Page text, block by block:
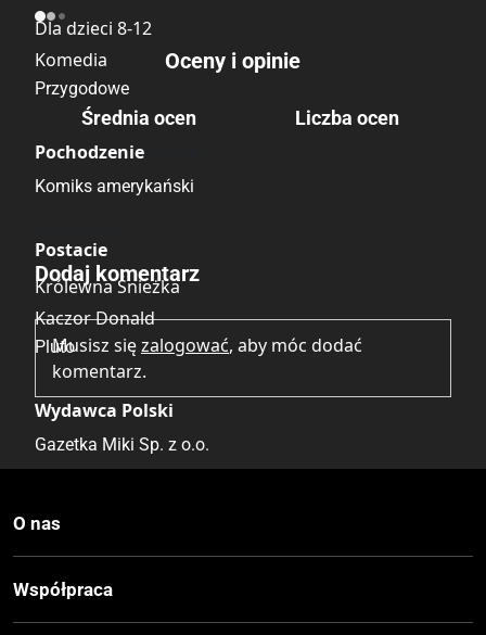
Dla dzieci 8-12
Komedia
Przygodowe
Pochodzenie
Komiks amerykański
Postacie
Królewna Śnieżka
Kaczor Donald
Pluto
Wydawca Polski
Gazetka Miki Sp. z o.o.
Oceny i opinie
Średnia ocen
Brak głosów
Liczba ocen
Dodaj komentarz
Musisz sięzalogować, aby móc dodać
komentarz.
O nas
Współpraca